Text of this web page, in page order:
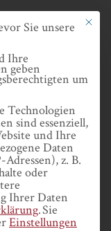
Mit
Sie unsere
Ihre
geben
um
Technologien
sind essenziell,
und Ihre
Daten
z. B.
oder
Ihrer Daten
.Sie
Einstellungen